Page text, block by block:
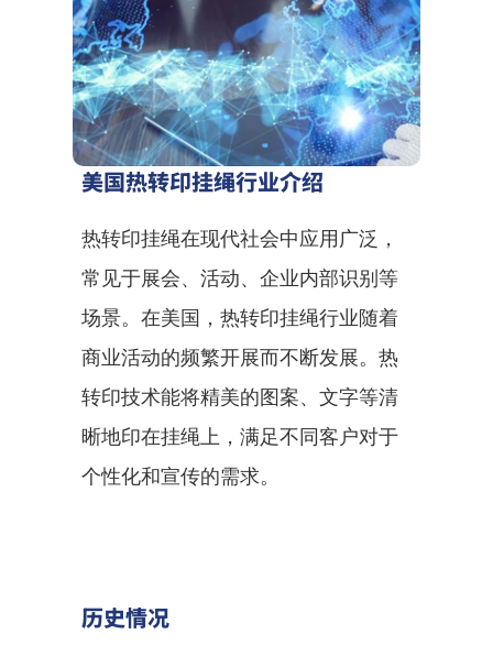
美国热转印挂绳行业介绍
热转印挂绳在现代社会中应用广泛，
常见于展会、活动、企业内部识别等
场景。在美国，热转印挂绳行业随着
商业活动的频繁开展而不断发展。热
转印技术能将精美的图案、文字等清
晰地印在挂绳上，满足不同客户对于
个性化和宣传的需求。
历史情况